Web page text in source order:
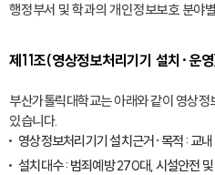
행정부서 및 학과의 개인정보보호 분야
제11조(영상정보처리기기 설치·운
부산가톨릭대학교는 아래와 같이 영상
있습니다.
영상정보처리기기 설치근거·목적 : 교
설치대수 : 범죄예방 270대, 시설안전